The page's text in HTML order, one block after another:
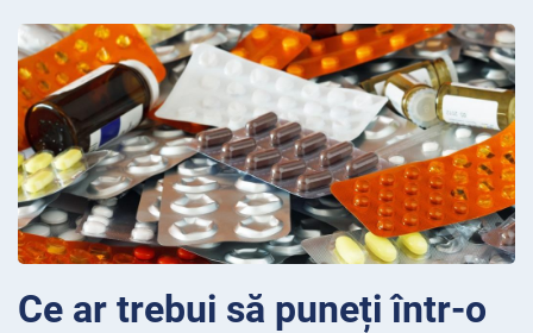
Ce ar trebui să puneți într-o